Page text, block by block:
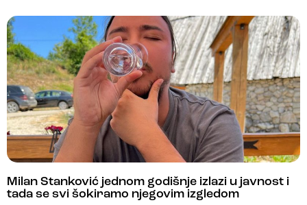
Milan Stanković jednom godišnje izlazi u javnost i
tada se svi šokiramo njegovim izgledom